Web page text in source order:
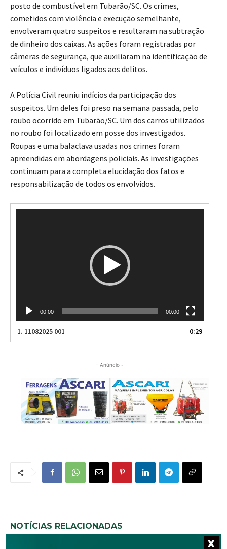
posto de combustível em Tubarão/SC. Os crimes,
cometidos com violência e execução semelhante,
envolveram quatro suspeitos e resultaram na subtração
de dinheiro dos caixas. As ações foram registradas por
câmeras de segurança, que auxiliaram na identificação de
veículos e indivíduos ligados aos delitos.
A Polícia Civil reuniu indícios da participação dos
suspeitos. Um deles foi preso na semana passada, pelo
roubo ocorrido em Tubarão/SC. Um dos carros utilizados
no roubo foi localizado em posse dos investigados.
Roupas e uma balaclava usadas nos crimes foram
apreendidas em abordagens policiais. As investigações
continuam para a completa elucidação dos fatos e
responsabilização de todos os envolvidos.
í
d
e
00:00 00:00
1. 11082025 001 0:29
- Anúncio -
NOTÍCIAS RELACIONADAS
X